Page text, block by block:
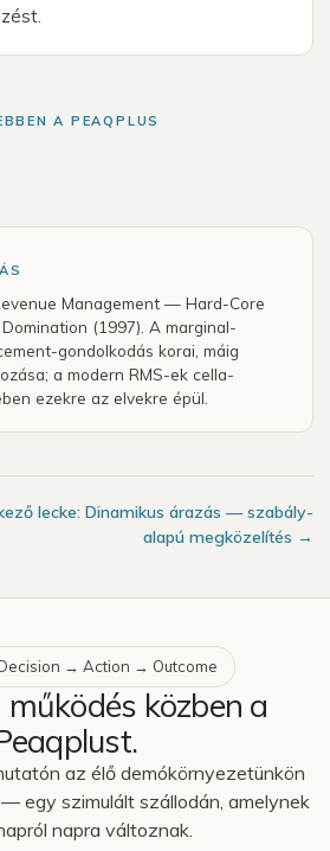
A PEAQPLUS
Management — Hard-Core
(1997). A marginal-
gondolkodás korai, máig
a modern RMS-ek cella-
ezekre az elvekre épül.
lecke: Dinamikus árazás — szabály-
alapú megközelítés →
→ Action → Outcome
működés közben a
az élő demókörnyezetünkön
egy szimulált szállodán, amelynek
napra változnak.